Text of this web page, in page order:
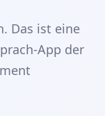
Das ist eine
App der